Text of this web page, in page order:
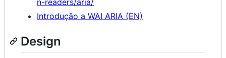
Introdução a WAI ARIA (EN)
Design